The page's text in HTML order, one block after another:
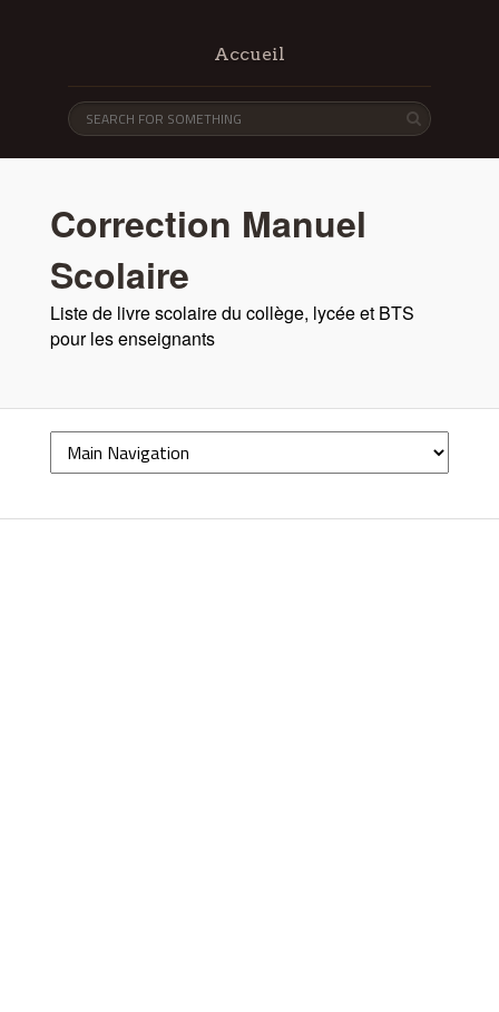
Accueil
Correction Manuel
Scolaire
Liste de livre scolaire du collège, lycée et BTS
pour les enseignants